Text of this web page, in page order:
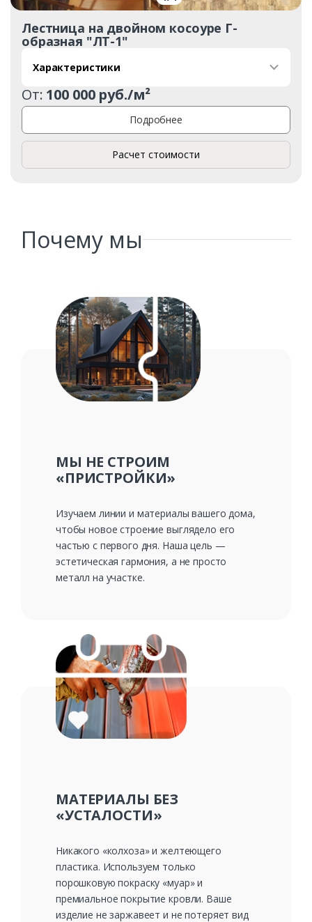
Ваш телефон*
Комментарий к заказу
Лестница на двойном косоуре Г-
образная "ЛТ-1"
Характеристики
От: 100 000 руб./м²
Подробнее
Расчет стоимости
Почему мы
МЫ НЕ СТРОИМ
«ПРИСТРОЙКИ»
Изучаем линии и материалы вашего дома,
чтобы новое строение выглядело его
частью с первого дня. Наша цель —
эстетическая гармония, а не просто
металл на участке.
МАТЕРИАЛЫ БЕЗ
«УСТАЛОСТИ»
Никакого «колхоза» и желтеющего
пластика. Используем только
порошковую покраску «муар» и
премиальное покрытие кровли. Ваше
изделие не заржавеет и не потеряет вид